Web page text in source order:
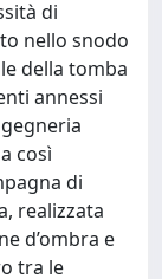
di
nello snodo
della tomba
annessi
così
di
realizzata
d’ombra e
tra le